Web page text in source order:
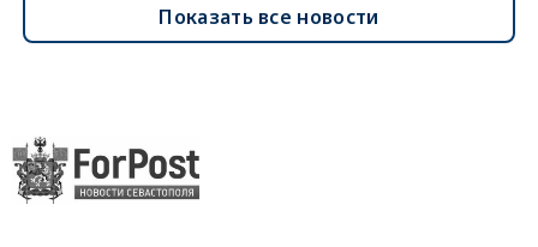
Показать все новости